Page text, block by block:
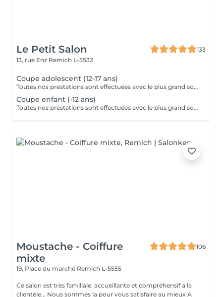
Le Petit Salon
133
13, rue Enz Remich L-5532
Coupe adolescent (12-17 ans)
Toutes nos prestations sont effectuées avec le plus grand soin, accompagnées de serviettes chaudes et froides et des produits d'exception.
Coupe enfant (-12 ans)
Toutes nos prestations sont effectuées avec le plus grand soin, accompagnées de serviettes chaudes et froides et des produits d'exception.
Moustache - Coiffure
mixte
106
19, Place du marché Remich L-5555
Ce salon est très familiale. accueillante et compréhensif a la
clientèle... Nous sommes la pour vous satisfaire au mieux A